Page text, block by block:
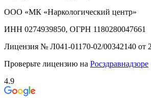
ООО «МК «Наркологический центр»
ИНН 0274939850, ОГРН 1180280047661
Лицензия № Л041-01170-02/00342140 от
Проверьте лицензию на Росздравнадзоре
4.9